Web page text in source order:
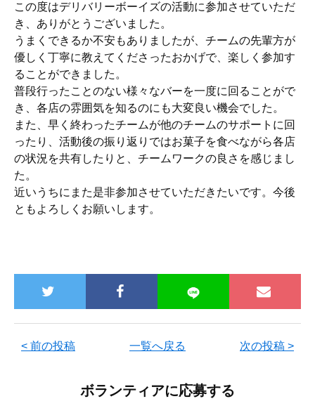
この度はデリバリーボーイズの活動に参加させていただ
き、 ありがとうございました。
うまくできるか不安もありましたが、 チームの先輩方が
優しく丁寧に教えてくださったおかげで、 楽しく参加す
ることができました。
普段行ったことのない様々なバーを一度に回ることがで
き、 各店の雰囲気を知るのにも大変良い機会でした。
また、早く終わったチームが他のチームのサポートに回
ったり、 活動後の振り返りではお菓子を食べながら各店
の状況を共有したり と、チームワークの良さを感じまし
た。
近いうちにまた是非参加させていただきたいです。 今後
ともよろしくお願いします。
< 前の投稿 次の投稿 >
一覧へ戻る
ボランティアに応募する